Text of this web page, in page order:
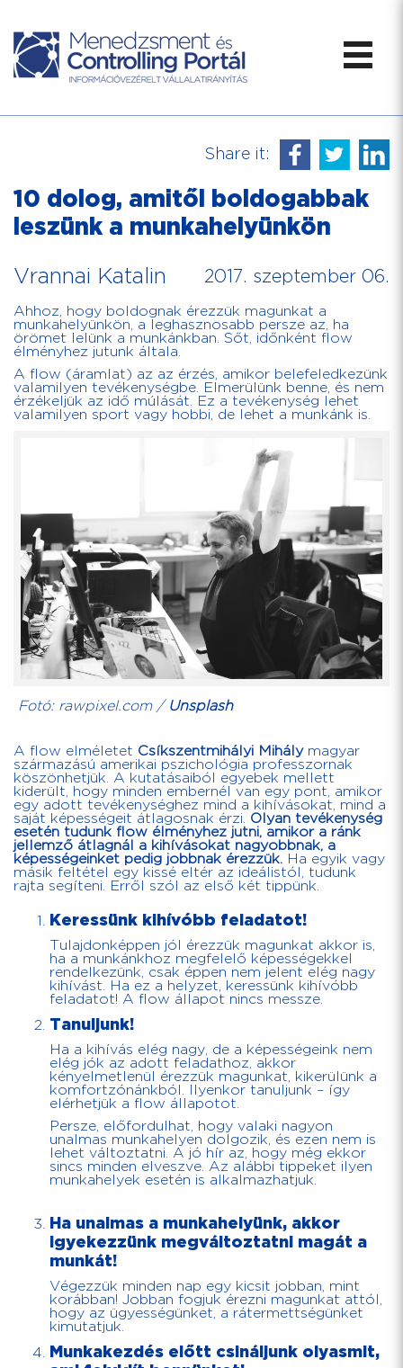
Share it:
10 dolog, amitől boldogabbak
leszünk a munkahelyünkön
Vrannai Katalin 2017. szeptember 06.
Ahhoz, hogy boldognak érezzük magunkat a
munkahelyünkön, a leghasznosabb persze az, ha
örömet lelünk a munkánkban. Sőt, időnként flow
élményhez jutunk általa.
A flow (áramlat) az az érzés, amikor belefeledkezünk
valamilyen tevékenységbe. Elmerülünk benne, és nem
érzékeljük az idő múlását. Ez a tevékenység lehet
valamilyen sport vagy hobbi, de lehet a munkánk is.
Fotó: rawpixel.com / Unsplash
A flow elméletet Csíkszentmihályi Mihálymagyar
származású amerikai pszichológia professzornak
köszönhetjük. A kutatásaiból egyebek mellett
kiderült, hogy minden embernél van egy pont, amikor
egy adott tevékenységhez mind a kihívásokat, mind a
saját képességeit átlagosnak érzi. Olyan tevékenység
esetén tudunk flow élményhez jutni, amikor a ránk
jellemző átlagnál a kihívásokat nagyobbnak, a
képességeinket pedig jobbnak érezzük. Ha egyik vagy
másik feltétel egy kissé eltér az ideálistól, tudunk
rajta segíteni. Erről szól az első két tippünk.
Keressünk kihívóbb feladatot!
Tulajdonképpen jól érezzük magunkat akkor is,
ha a munkánkhoz megfelelő képességekkel
rendelkezünk, csak éppen nem jelent elég nagy
kihívást. Ha ez a helyzet, keressünk kihívóbb
feladatot! A flow állapot nincs messze.
Tanuljunk!
Ha a kihívás elég nagy, de a képességeink nem
elég jók az adott feladathoz, akkor
kényelmetlenül érezzük magunkat, kikerülünk a
komfortzónánkból. Ilyenkor tanuljunk – így
elérhetjük a flow állapotot.
Persze, előfordulhat, hogy valaki nagyon
unalmas munkahelyen dolgozik, és ezen nem is
lehet változtatni. A jó hír az, hogy még ekkor
sincs minden elveszve. Az alábbi tippeket ilyen
munkahelyek esetén is alkalmazhatjuk.
Ha unalmas a munkahelyünk, akkor
igyekezzünk megváltoztatni magát a
munkát!
Végezzük minden nap egy kicsit jobban, mint
korábban! Jobban fogjuk érezni magunkat attól,
hogy az ügyességünket, a rátermettségünket
kimutatjuk.
Munkakezdés előtt csináljunk olyasmit,